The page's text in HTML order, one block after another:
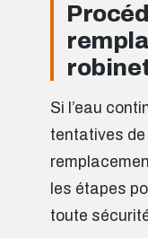
Si l’eau
tentatives
les étapes
toute